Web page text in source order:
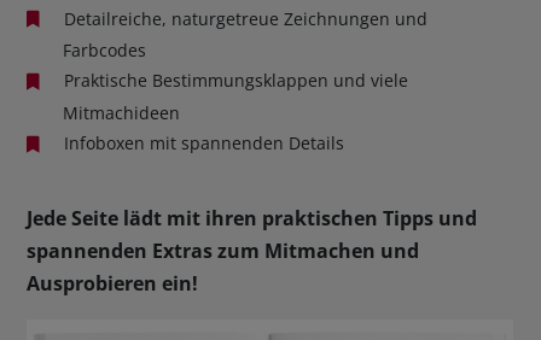
Detailreiche, naturgetreue Zeichnungen und
Farbcodes
Praktische Bestimmungsklappen und viele
Mitmachideen
Infoboxen mit spannenden Details
Jede Seite lädt mit ihren praktischen Tipps und
spannenden Extras zum Mitmachen und
Ausprobieren ein!